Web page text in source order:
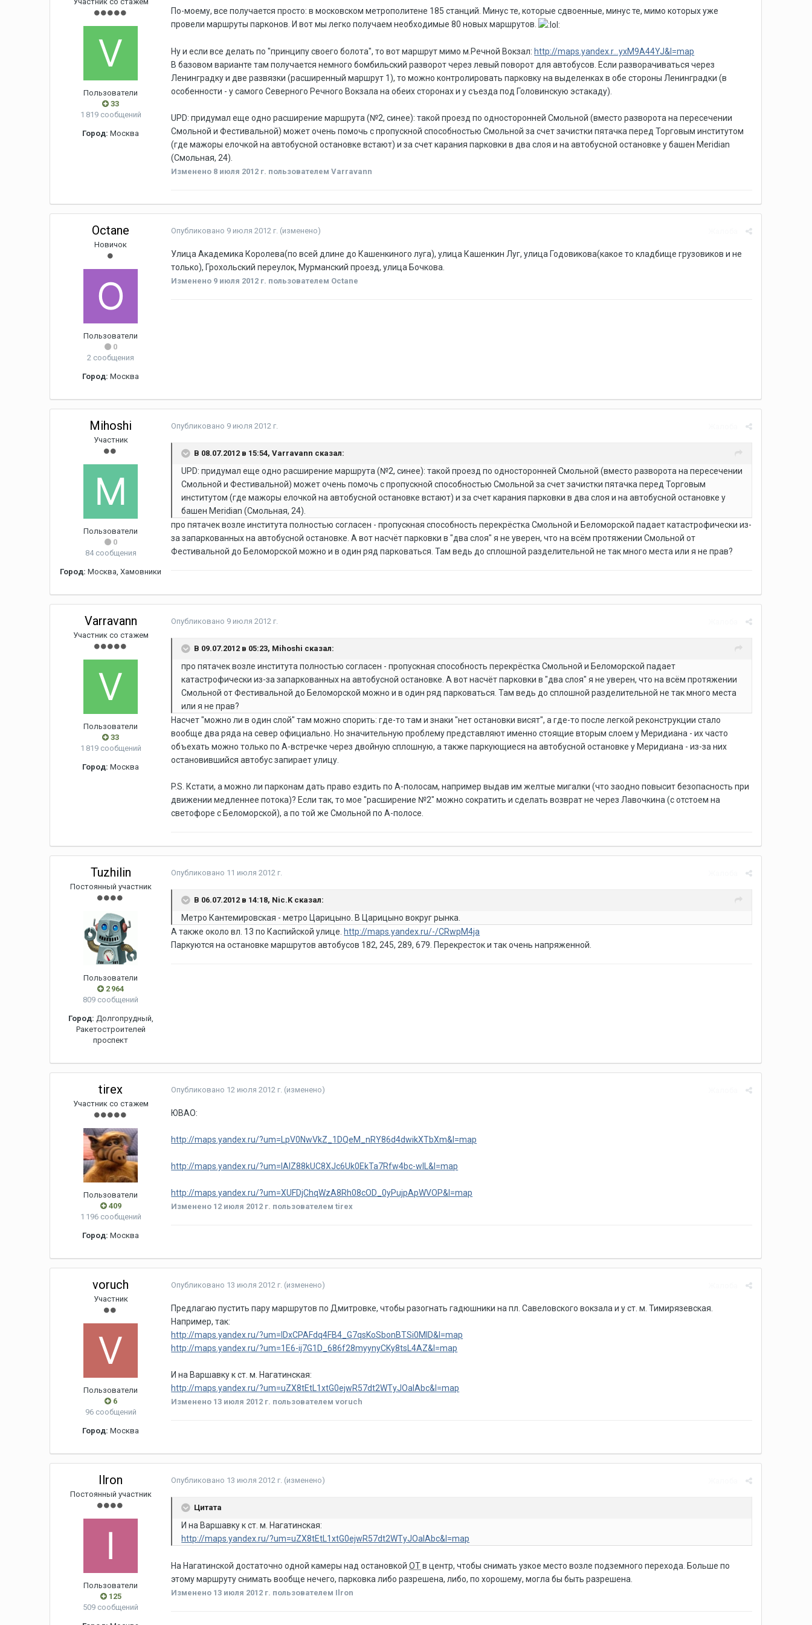
Пользователи
33
1 819 сообщений
Город: Москва
По-моему, все получается просто: в московском метрополитене 185 станций. Минус те, которые сдвоенные, минус те, мимо которых уже
провели маршруты парконов. И вот мы легко получаем необходимые 80 новых маршрутов.
Ну и если все делать по "принципу своего болота", то вот маршрут мимо м.Речной Вокзал: http://maps.yandex.r...yxM9A44YJ&l=map
В базовом варианте там получается немного бомбильский разворот через левый поворот для автобусов. Если разворачиваться через
Ленинградку и две развязки (расширенный маршрут 1), то можно контролировать парковку на выделенках в обе стороны Ленинградки (в
особенности - у самого Северного Речного Вокзала на обеих сторонах и у съезда под Головинскую эстакаду).
UPD: придумал еще одно расширение маршрута (№2, синее): такой проезд по односторонней Смольной (вместо разворота на пересечении
Смольной и Фестивальной) может очень помочь с пропускной способностью Смольной за счет зачистки пятачка перед Торговым институтом
(где мажоры елочкой на автобусной остановке встают) и за счет карания парковки в два слоя и на автобусной остановке у башен Meridian
(Смольная, 24).
Изменено 8 июля 2012 г. пользователем Varravann
Octane
Новичок
Пользователи
0
2 сообщения
Город: Москва
Опубликовано 9 июля 2012 г. (изменено)
Улица Академика Королева(по всей длине до Кашенкиного луга), улица Кашенкин Луг, улица Годовикова(какое то кладбище грузовиков и не
только), Грохольский переулок, Мурманский проезд, улица Бочкова.
Изменено 9 июля 2012 г. пользователем Octane
Mihoshi
Участник
Пользователи
0
84 сообщения
Город: Москва, Хамовники
Опубликовано 9 июля 2012 г.
В 08.07.2012 в 15:54, Varravann сказал:
UPD: придумал еще одно расширение маршрута (№2, синее): такой проезд по односторонней Смольной (вместо разворота на пересечении
Смольной и Фестивальной) может очень помочь с пропускной способностью Смольной за счет зачистки пятачка перед Торговым
институтом (где мажоры елочкой на автобусной остановке встают) и за счет карания парковки в два слоя и на автобусной остановке у
башен Meridian (Смольная, 24).
про пятачек возле института полностью согласен - пропускная способность перекрёстка Смольной и Беломорской падает катастрофически из-
за запаркованных на автобусной остановке. А вот насчёт парковки в "два слоя" я не уверен, что на всём протяжении Смольной от
Фестивальной до Беломорской можно и в один ряд парковаться. Там ведь до сплошной разделительной не так много места или я не прав?
Varravann
Участник со стажем
Пользователи
33
1 819 сообщений
Город: Москва
Опубликовано 9 июля 2012 г.
В 09.07.2012 в 05:23, Mihoshi сказал:
про пятачек возле института полностью согласен - пропускная способность перекрёстка Смольной и Беломорской падает
катастрофически из-за запаркованных на автобусной остановке. А вот насчёт парковки в "два слоя" я не уверен, что на всём протяжении
Смольной от Фестивальной до Беломорской можно и в один ряд парковаться. Там ведь до сплошной разделительной не так много места
или я не прав?
Насчет "можно ли в один слой" там можно спорить: где-то там и знаки "нет остановки висят", а где-то после легкой реконструкции стало
вообще два ряда на север официально. Но значительную проблему представляют именно стоящие вторым слоем у Меридиана - их часто
объехать можно только по А-встречке через двойную сплошную, а также паркующиеся на автобусной остановке у Меридиана - из-за них
остановившийся автобус запирает улицу.
P.S. Кстати, а можно ли парконам дать право ездить по А-полосам, например выдав им желтые мигалки (что заодно повысит безопасность при
движении медленнее потока)? Если так, то мое "расширение №2" можно сократить и сделать возврат не через Лавочкина (с отстоем на
светофоре с Беломорской), а по той же Смольной по А-полосе.
Tuzhilin
Постоянный участник
Пользователи
2 964
809 сообщений
Город: Долгопрудный,
Ракетостроителей
проспект
Опубликовано 11 июля 2012 г.
В 06.07.2012 в 14:18, Nic.K сказал:
Метро Кантемировская - метро Царицыно. В Царицыно вокруг рынка.
А также около вл. 13 по Каспийской улице. http://maps.yandex.ru/-/CRwpM4ja
Паркуются на остановке маршрутов автобусов 182, 245, 289, 679. Перекресток и так очень напряженной.
tirex
Участник со стажем
Пользователи
409
1 196 сообщений
Город: Москва
Опубликовано 12 июля 2012 г. (изменено)
ЮВАО:
http://maps.yandex.ru/?um=LpV0NwVkZ_1DQeM_nRY86d4dwikXTbXm&l=map
http://maps.yandex.ru/?um=IAlZ88kUC8XJc6Uk0EkTa7Rfw4bc-wlL&l=map
http://maps.yandex.ru/?um=XUFDjChqWzA8Rh08cOD_0yPujpApWVOP&l=map
Изменено 12 июля 2012 г. пользователем tirex
voruch
Участник
Пользователи
6
96 сообщений
Город: Москва
Опубликовано 13 июля 2012 г. (изменено)
Предлагаю пустить пару маршрутов по Дмитровке, чтобы разогнать гадюшники на пл. Савеловского вокзала и у ст. м. Тимирязевская.
Например, так:
http://maps.yandex.ru/?um=IDxCPAFdq4FB4_G7qsKoSbonBTSi0MlD&l=map
http://maps.yandex.ru/?um=1E6-ij7G1D_686f28myynyCKy8tsL4AZ&l=map
И на Варшавку к ст. м. Нагатинская:
http://maps.yandex.ru/?um=uZX8tEtL1xtG0ejwR57dt2WTyJOalAbc&l=map
Изменено 13 июля 2012 г. пользователем voruch
Ilron
Постоянный участник
Пользователи
125
509 сообщений
Опубликовано 13 июля 2012 г. (изменено)
Цитата
И на Варшавку к ст. м. Нагатинская:
http://maps.yandex.ru/?um=uZX8tEtL1xtG0ejwR57dt2WTyJOalAbc&l=map
На Нагатинской достаточно одной камеры над остановкойОТв центр, чтобы снимать узкое место возле подземного перехода. Больше по
этому маршруту снимать вообще нечего, парковка либо разрешена, либо, по хорошему, могла бы быть разрешена.
Изменено 13 июля 2012 г. пользователем Ilron